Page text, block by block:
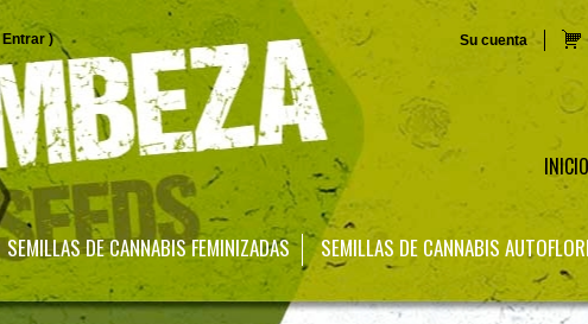
Entrar) Su cuenta
INICIO
SEMILLAS DE CANNABIS FEMINIZADAS SEMILLAS DE CANNABIS